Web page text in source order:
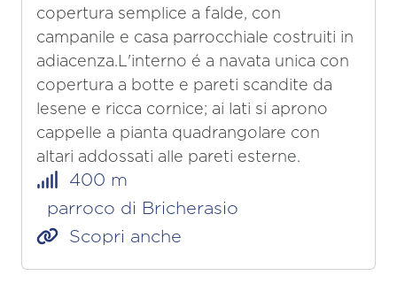
copertura semplice a falde, con
campanile e casa parrocchiale costruiti in
adiacenza.L'interno é a navata unica con
copertura a botte e pareti scandite da
lesene e ricca cornice; ai lati si aprono
cappelle a pianta quadrangolare con
altari addossati alle pareti esterne.
400 m
parroco di Bricherasio
Scopri anche